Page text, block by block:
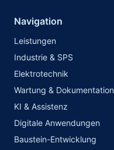
Navigation
Leistungen
Industrie & SPS
Elektrotechnik
Wartung & Dokumentation
KI & Assistenz
Digitale Anwendungen
Baustein-Entwicklung